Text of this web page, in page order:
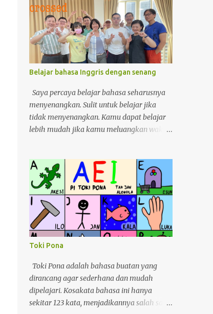
mereka. Pengetahuan saya sangat sedikit,
saya hanya bisa bertanya-tanya
bagaimana orang berkomunikasi dalam
bahasa isyarat.
Belajar bahasa Inggris dengan senang
Saya percaya belajar bahasa seharusnya
menyenangkan. Sulit untuk belajar jika
tidak menyenangkan. Kamu dapat belajar
lebih mudah jika kamu meluangkan waktu.
yakin banyak orang akan bertanya-tanya
mengapa saya bergabung dengan
perkumpulan bahasa Inggris, bukankah
bahasa Inggris saya sudah lumayan? Ya,
saya pergi ke sana hanya untuk
mendapatkan teman baru. Pada saat yang
sama, saya dapat membantu mereka
sering mengikuti perkumpulan bahasa
Inggris di kampus ketika saya masih
menjadi mahasiswa, jadi saya menyadari
betapa sulitnya bagi orang Taiwan untuk
Toki Pona
Toki Pona adalah bahasa buatan yang
dirancang agar sederhana dan mudah
dipelajari. Kosakata bahasa ini hanya
sekitar 123 kata, menjadikannya salah satu